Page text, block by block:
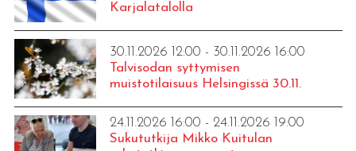
Karjalatalolla
30.11.2026 12:00 - 30.11.2026 16:00
Talvisodan syttymisen
muistotilaisuus Helsingissä 30.11.
24.11.2026 16:00 - 24.11.2026 19:00
Sukututkija Mikko Kuitulan